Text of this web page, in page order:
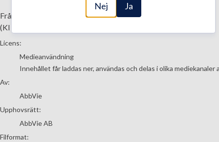
Nej Ja
Från vänster; Jeanette Edblad (Regeringskansliet) Johan Weigelt
(KI Innovations) och Matthew Iles (AbbVie Scandinavia).
AbbVie
Licens:
Medieanvändning
Innehållet får laddas ner, användas och delas i olika
Av:
AbbVie
Upphovsrätt:
AbbVie AB
Filformat: